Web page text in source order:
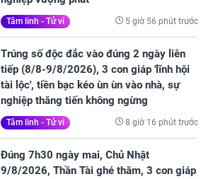
Tâm linh - Tử vi 5 giờ 56 phút trước
Trúng số độc đắc vào đúng 2 ngày liên
tiếp (8/8-9/8/2026), 3 con giáp 'lĩnh hội
tài lộc', tiền bạc kéo ùn ùn vào nhà, sự
nghiệp thăng tiến không ngừng
Tâm linh - Tử vi 8 giờ 16 phút trước
Đúng 7h30 ngày mai, Chủ Nhật
9/8/2026, Thần Tài ghé thăm, 3 con giáp